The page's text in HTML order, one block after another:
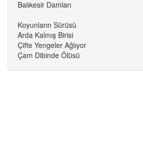
Balıkesir Damları
Koyunların Sürüsü
Arda Kalmış Birisi
Çifte Yengeler Ağlıyor
Çam Dibinde Ölüsü